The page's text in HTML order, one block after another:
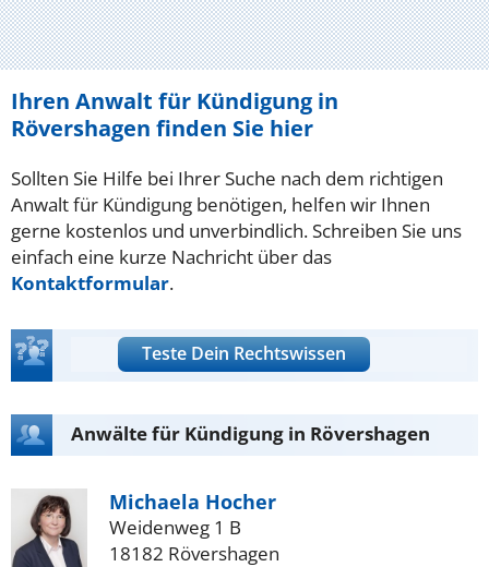
Ihren Anwalt für Kündigung in
Rövershagen finden Sie hier
Sollten Sie Hilfe bei Ihrer Suche nach dem richtigen
Anwalt für Kündigung benötigen, helfen wir Ihnen
gerne kostenlos und unverbindlich. Schreiben Sie uns
einfach eine kurze Nachricht über das
Kontaktformular.
Teste Dein Rechtswissen
Anwälte für Kündigung in Rövershagen
Michaela Hocher
Weidenweg 1 B
18182 Rövershagen